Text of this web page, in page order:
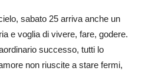
sabato 25 arriva anche un
e voglia di vivere, fare, godere.
successo, tutti lo
non riuscite a stare fermi,